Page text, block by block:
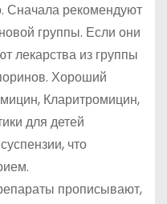
Сначала рекомендуют
группы. Если они
лекарства из группы
Хороший
Кларитромицин,
для детей
что
прописывают,